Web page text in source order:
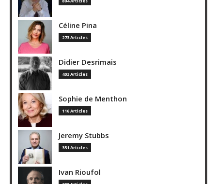
Céline Pina
273 Articles
Didier Desrimais
403 Articles
Sophie de Menthon
116 Articles
Jeremy Stubbs
351 Articles
Ivan Rioufol